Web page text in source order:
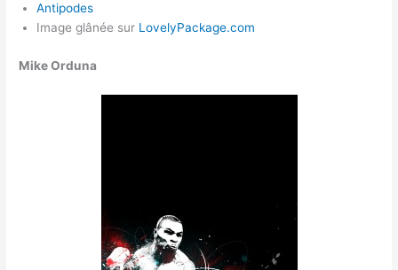
Antipodes
Image glânée sur LovelyPackage.com
Mike Orduna